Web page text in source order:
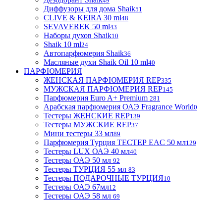
Диффузоры для дома Shaik51
CLIVE & KEIRA 30 ml48
SEVAVEREK 50 ml43
Наборы духов Shaik10
Shaik 10 ml24
Автопарфюмерия Shaik36
Масляные духи Shaik Oil 10 ml40
ПАРФЮМЕРИЯ
ЖЕНСКАЯ ПАРФЮМЕРИЯ REP335
МУЖСКАЯ ПАРФЮМЕРИЯ REP145
Парфюмерия Euro A+ Premium 281
Арабская парфюмерия ОАЭ Fragrance World0
Тестеры ЖЕНСКИЕ REP139
Тестеры МУЖСКИЕ REP37
Мини тестеры 33 мл89
Парфюмерия Турция ТЕСТЕР EAC 50 мл129
Тестеры LUX ОАЭ 40 мл40
Тестеры ОАЭ 50 мл 92
Тестеры ТУРЦИЯ 55 мл 83
Тестеры ПОДАРОЧНЫЕ ТУРЦИЯ10
Тестеры ОАЭ 67мл12
Тестеры ОАЭ 58 мл 69